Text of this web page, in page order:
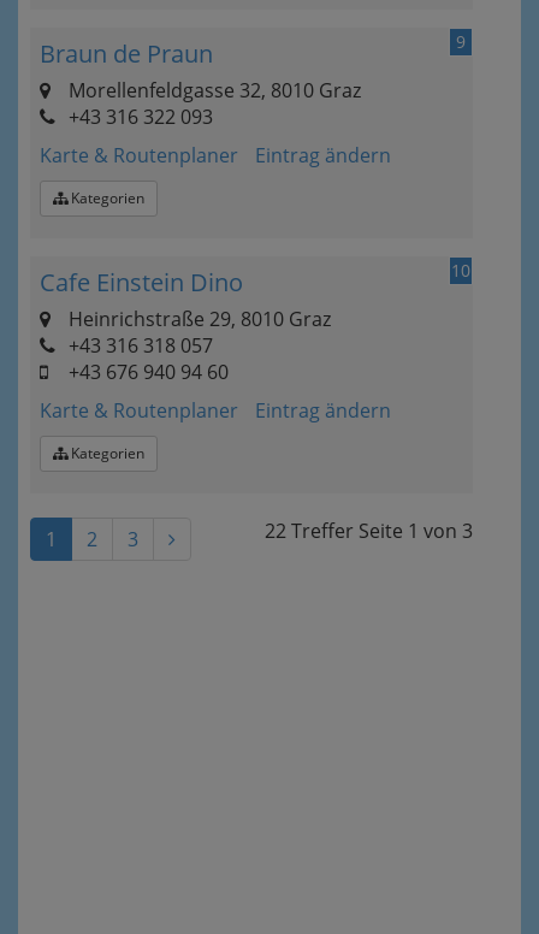
9
Braun de Praun
Morellenfeldgasse 32, 8010 Graz
+43 316 322 093
Karte & Routenplaner
Eintrag ändern
Kategorien
10
Cafe Einstein Dino
Heinrichstraße 29, 8010 Graz
+43 316 318 057
+43 676 940 94 60
Karte & Routenplaner
Eintrag ändern
Kategorien
22 Treffer Seite 1 von 3
1 2 3